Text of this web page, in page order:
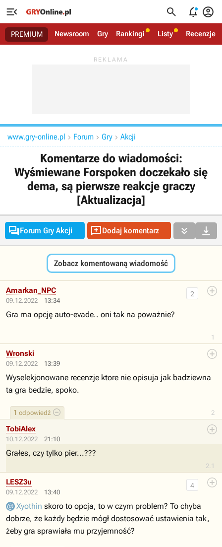
   
PREMIUM Newsroom Gry Rankingi Listy Recenzje
www.gry-online.pl  Forum  Gry  Akcji
Komentarze do wiadomości:
Wyśmiewane Forspoken doczekało się
dema, są pierwsze reakcje graczy
[Aktualizacja]
Forum Gry Akcji Dodaj komentarz  
Zobacz komentowaną wiadomość
09.12.2022 13:34
1
2
Amarkan_NPC
Gra ma opcję auto-evade.. oni tak na poważnie?
09.12.2022 13:39
2
1 odpowiedź
Wronski
Wyselekjonowane recenzje ktore nie opisuja jak badziewna
ta gra bedzie, spoko.
10.12.2022 21:10
2.1
TobiAlex
Grałes, czy tylko pier...???
09.12.2022 13:40
4
LESZ3u
Xyothin skoro to opcja, to w czym problem? To chyba
dobrze, że każdy będzie mógł dostosować ustawienia tak,
żeby gra sprawiała mu przyjemność?